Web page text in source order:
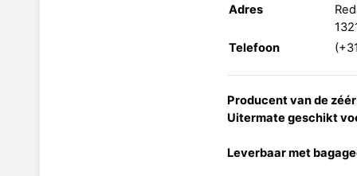
Adres
Telefoon
Producent van de
Uitermate geschikt
Leverbaar met